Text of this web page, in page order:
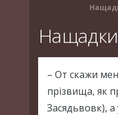
Нащадки
– От скажи
прізвища, як
Засядьвовк),